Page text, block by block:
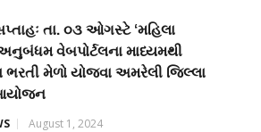
તા. ૦૩ ઓગસ્ટે ‘મહિલા
વેબપોર્ટલના માધ્યમથી
મેળો યોજવા અમરેલી જિલ્લા
August 1, 2024